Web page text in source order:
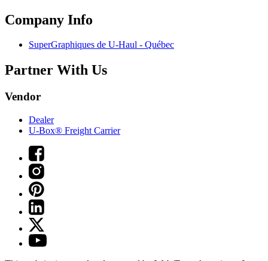
Company Info
SuperGraphiques de U-Haul - Québec
Partner With Us
Vendor
Dealer
U-Box® Freight Carrier